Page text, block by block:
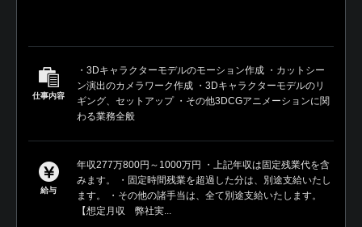
仕事内容
・3Dキャラクターモデルのモーション作成 ・カットシー
ン演出のカメラワーク作成 ・3Dキャラクターモデルのリ
ギング、セットアップ ・その他3DCGアニメーションに関
わる業務全般
給与
年収277万800円～1000万円 ・上記年収は固定残業代を含
みます。 ・固定時間残業を超過した分は、別途支給いたし
ます。 ・その他の諸手当は、全て別途支給いたします。
【想定月収 弊社実...